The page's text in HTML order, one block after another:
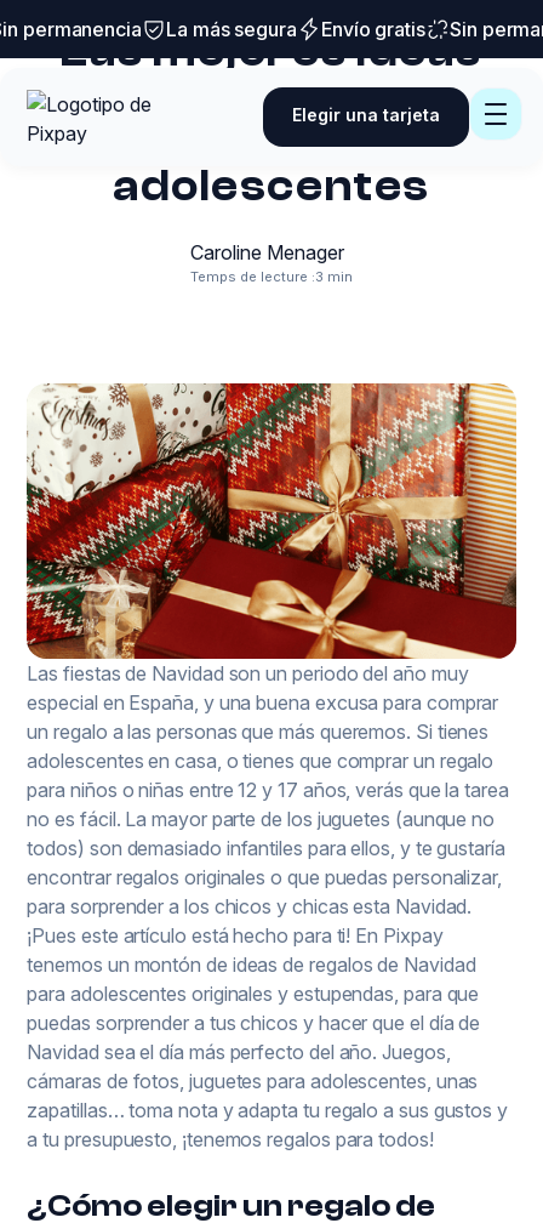
permanencia La más segura Envío gratis Sin
Elegir una tarjeta
Trucos y consejos
Las mejores ideas
de regalos de
Navidad para
adolescentes
Caroline Menager
Temps de lecture :3 min
Las fiestas de Navidad son un periodo del año muy
especial en España, y una buena excusa para comprar
un regalo a las personas que más queremos. Si tienes
adolescentes en casa, o tienes que comprar un regalo
para niños o niñas entre 12 y 17 años, verás que la tarea
no es fácil. La mayor parte de los juguetes (aunque no
todos) son demasiado infantiles para ellos, y te gustaría
encontrar regalos originales o que puedas personalizar,
para sorprender a los chicos y chicas esta Navidad.
¡Pues este artículo está hecho para ti! En Pixpay
tenemos un montón de ideas de regalos de Navidad
para adolescentes originales y estupendas, para que
puedas sorprender a tus chicos y hacer que el día de
Navidad sea el día más perfecto del año. Juegos,
cámaras de fotos, juguetes para adolescentes, unas
zapatillas… toma nota y adapta tu regalo a sus gustos y
a tu presupuesto, ¡tenemos regalos para todos!
¿Cómo elegir un regalo de